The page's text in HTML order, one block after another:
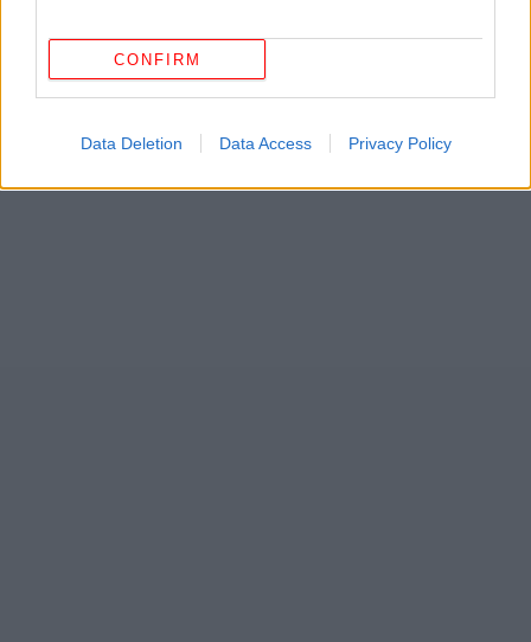
CONFIRM
Data Deletion Data Access Privacy Policy